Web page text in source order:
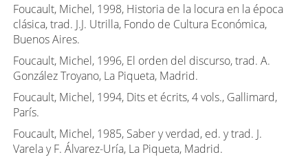
Foucault, Michel, 1998, Historia de la locura en la época
clásica, trad. J.J. Utrilla, Fondo de Cultura Económica,
Buenos Aires.
Foucault, Michel, 1996, El orden del discurso, trad. A.
González Troyano, La Piqueta, Madrid.
Foucault, Michel, 1994, Dits et écrits, 4 vols., Gallimard,
París.
Foucault, Michel, 1985, Saber y verdad, ed. y trad. J.
Varela y F. Álvarez-Uría, La Piqueta, Madrid.